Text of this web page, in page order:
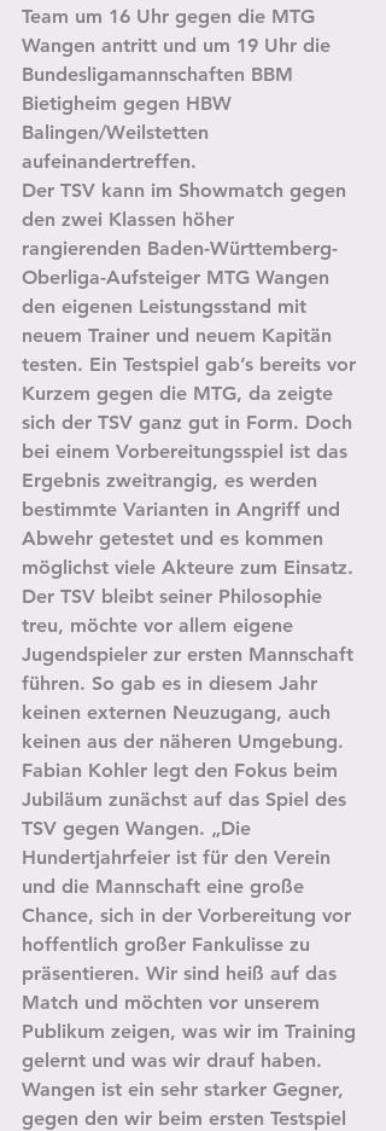
Team um 16 Uhr gegen die MTG
Wangen antritt und um 19 Uhr die
Bundesligamannschaften BBM
Bietigheim gegen HBW
Balingen/Weilstetten
aufeinandertreffen.
Der TSV kann im Showmatch gegen
den zwei Klassen höher
rangierenden Baden-Württemberg-
Oberliga-Aufsteiger MTG Wangen
den eigenen Leistungsstand mit
neuem Trainer und neuem Kapitän
testen. Ein Testspiel gab’s bereits vor
Kurzem gegen die MTG, da zeigte
sich der TSV ganz gut in Form. Doch
bei einem Vorbereitungsspiel ist das
Ergebnis zweitrangig, es werden
bestimmte Varianten in Angriff und
Abwehr getestet und es kommen
möglichst viele Akteure zum Einsatz.
Der TSV bleibt seiner Philosophie
treu, möchte vor allem eigene
Jugendspieler zur ersten Mannschaft
führen. So gab es in diesem Jahr
keinen externen Neuzugang, auch
keinen aus der näheren Umgebung.
Fabian Kohler legt den Fokus beim
Jubiläum zunächst auf das Spiel des
TSV gegen Wangen. „Die
Hundertjahrfeier ist für den Verein
und die Mannschaft eine große
Chance, sich in der Vorbereitung vor
hoffentlich großer Fankulisse zu
präsentieren. Wir sind heiß auf das
Match und möchten vor unserem
Publikum zeigen, was wir im Training
gelernt und was wir drauf haben.
Wangen ist ein sehr starker Gegner,
gegen den wir beim ersten Testspiel